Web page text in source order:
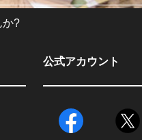
か?
公式アカウント